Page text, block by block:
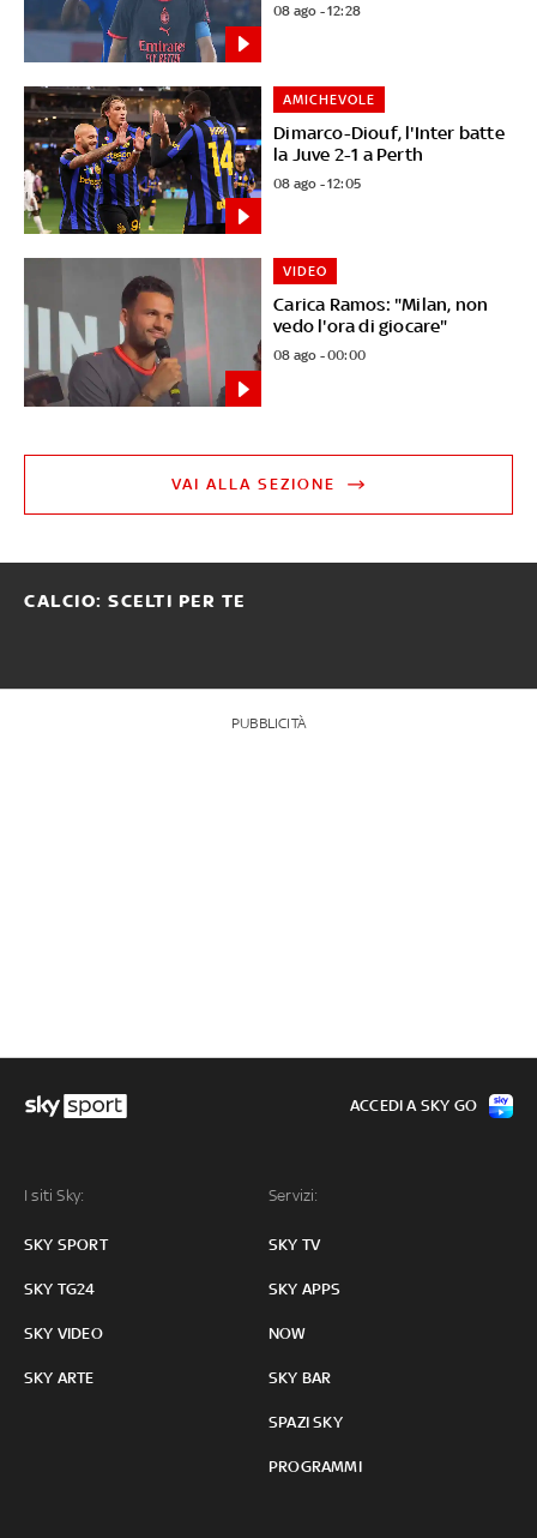
08 ago - 12:28
Dimarco-Diouf, l'Inter batte
la Juve 2-1 a Perth
AMICHEVOLE
08 ago - 12:05
Carica Ramos: "Milan, non
vedo l'ora di giocare"
VIDEO
08 ago - 00:00
VAI ALLA SEZIONE
CALCIO: SCELTI PER TE
PUBBLICITÀ
I siti Sky:
SKY SPORT
SKY TG24
SKY VIDEO
SKY ARTE
Servizi:
SKY TV
SKY APPS
NOW
SKY BAR
SPAZI SKY
PROGRAMMI
ACCEDI A SKY GO